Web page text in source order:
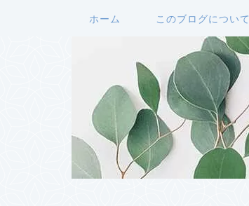
ホーム このブログについて